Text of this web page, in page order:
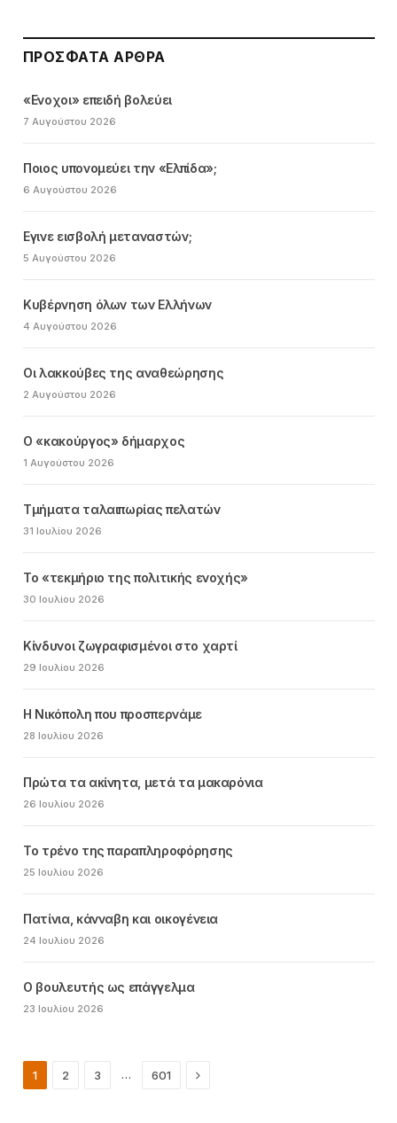
ΠΡΌΣΦΑΤΑ ΆΡΘΡΑ
«Ενοχοι» επειδή βολεύει
7 Αυγούστου 2026
Ποιος υπονομεύει την «Ελπίδα»;
6 Αυγούστου 2026
Εγινε εισβολή μεταναστών;
5 Αυγούστου 2026
Κυβέρνηση όλων των Ελλήνων
4 Αυγούστου 2026
Οι λακκούβες της αναθεώρησης
2 Αυγούστου 2026
Ο «κακούργος» δήμαρχος
1 Αυγούστου 2026
Τμήματα ταλαιπωρίας πελατών
31 Ιουλίου 2026
Το «τεκμήριο της πολιτικής ενοχής»
30 Ιουλίου 2026
Κίνδυνοι ζωγραφισμένοι στο χαρτί
29 Ιουλίου 2026
Η Νικόπολη που προσπερνάμε
28 Ιουλίου 2026
Πρώτα τα ακίνητα, μετά τα μακαρόνια
26 Ιουλίου 2026
Το τρένο της παραπληροφόρησης
25 Ιουλίου 2026
Πατίνια, κάνναβη και οικογένεια
24 Ιουλίου 2026
Ο βουλευτής ως επάγγελμα
23 Ιουλίου 2026
1 2 3 … 601 Next